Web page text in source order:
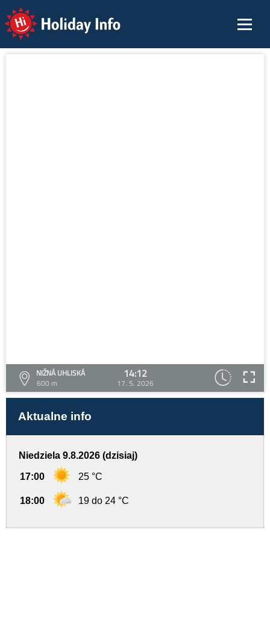
Holiday Info
NIŽNÁ UHLISKÁ
600 m
14:12
17. 5. 2026
Aktualne info
Niedziela 9.8.2026 (dzisiaj)
17:00 25 °C
18:00 19 do 24 °C